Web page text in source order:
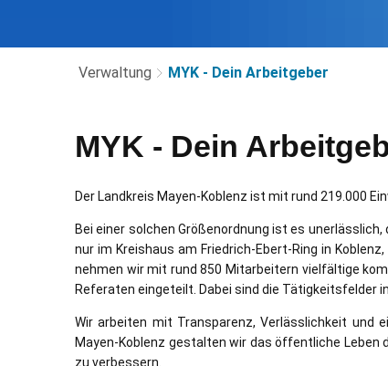
Verwaltung MYK - Dein Arbeitgeber
Arbeitgeber
MYK - Dein
Der Landkreis Mayen-Koblenz ist mit rund 219.000
Bei einer solchen Größenordnung ist es
nur im Kreishaus am Friedrich-Ebert-Ring in
nehmen wir mit rund 850 Mitarbeitern vielfältige
Referaten eingeteilt. Dabei sind die Tätigkeitsfelder
Wir arbeiten mit Transparenz, Verlässlichkeit und
Mayen-Koblenz gestalten wir das öffentliche
zu verbessern.